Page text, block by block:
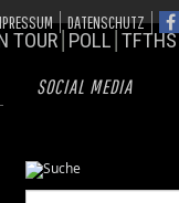
DATENSCHUTZ
TOUR POLL TFTHS
SOCIAL MEDIA